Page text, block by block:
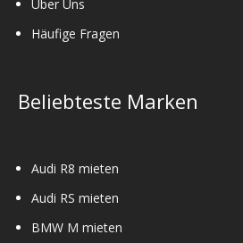
Über Uns
Häufige Fragen
Beliebteste Marken
Audi R8 mieten
Audi RS mieten
BMW M mieten